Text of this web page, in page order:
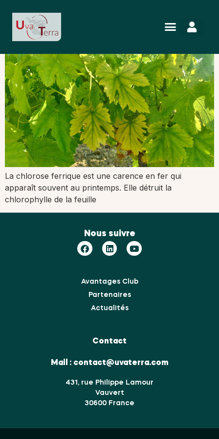
La chlorose ferrique
La chlorose ferrique est une carence en fer qui
apparaît souvent au printemps. Elle détruit la
chlorophylle de la feuille
Nous suivre
Avantages Club
Partenaires
Actualités
Contact
Mail : contact@uvaterra.com
431, rue Philippe Lamour
Vauvert
30600 France